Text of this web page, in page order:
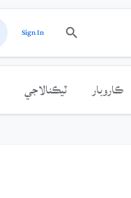
Sign In
ڪاروبار ٽيڪنالاجي